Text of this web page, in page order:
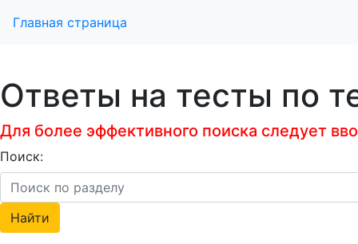
Главная страница
Ответы на тесты по
Для более эффективного поиска следует
Поиск: